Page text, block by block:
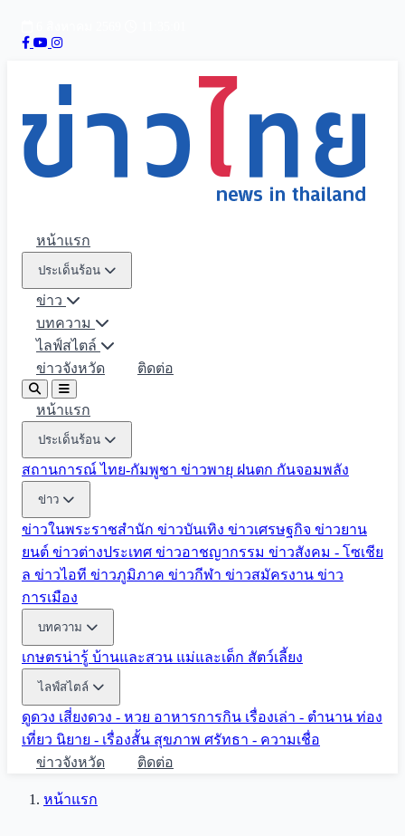
หน้าแรก
ประเด็นร้อน
ข่าว
บทความ
ไลฟ์สไตล์
ข่าวจังหวัด
ติดต่อ
หน้าแรก
ประเด็นร้อน
สถานการณ์ ไทย-กัมพูชา ข่าวพายุ ฝนตก กันจอมพลัง
ข่าว
ข่าวในพระราชสำนัก ข่าวบันเทิง ข่าวเศรษฐกิจ ข่าวยาน
ยนต์ ข่าวต่างประเทศ ข่าวอาชญากรรม ข่าวสังคม - โซเชีย
ล ข่าวไอที ข่าวภูมิภาค ข่าวกีฬา ข่าวสมัครงาน ข่าว
การเมือง
บทความ
เกษตรน่ารู้ บ้านและสวน แม่และเด็ก สัตว์เลี้ยง
ไลฟ์สไตล์
ดูดวง เสี่ยงดวง - หวย อาหารการกิน เรื่องเล่า - ตำนาน ท่อง
เที่ยว นิยาย - เรื่องสั้น สุขภาพ ศรัทธา - ความเชื่อ
ข่าวจังหวัด
ติดต่อ
หน้าแรก